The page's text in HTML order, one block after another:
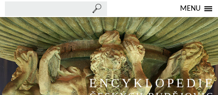
MENU
ENCYKLOPEDIE